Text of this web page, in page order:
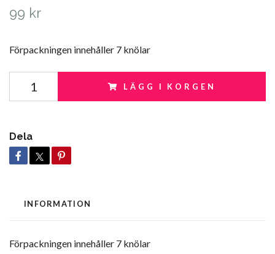
99 kr
Förpackningen innehåller 7 knölar
LÄGG I KORGEN
Dela
INFORMATION
Förpackningen innehåller 7 knölar